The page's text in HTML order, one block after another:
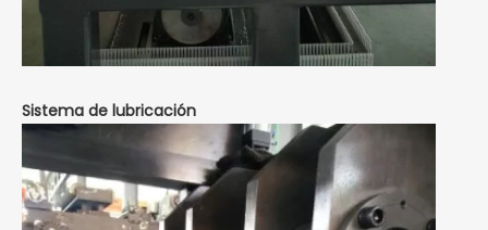
Sistema de lubricación